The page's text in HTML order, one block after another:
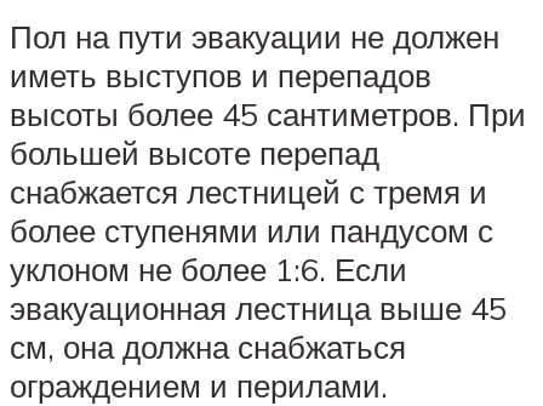
Пол на пути эвакуации не должен
иметь выступов и перепадов
высоты более 45 сантиметров. При
большей высоте перепад
снабжается лестницей с тремя и
более ступенями или пандусом с
уклоном не более 1:6. Если
эвакуационная лестница выше 45
см, она должна снабжаться
ограждением и перилами.